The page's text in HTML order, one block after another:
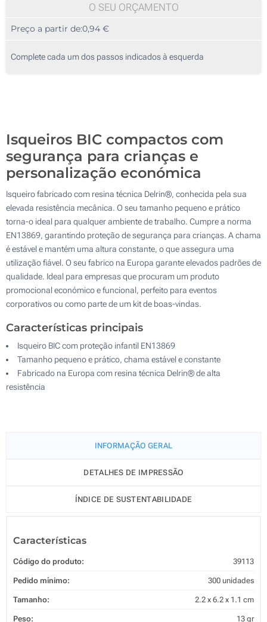
600
1500
O SEU ORÇAMENTO
Preço a partir de:0,94 €
Complete cada um dos passos indicados à esquerda
Isqueiros BIC compactos com
segurança para crianças e
personalização económica
Isqueiro fabricado com resina técnica Delrin®, conhecida pela sua
elevada resistência mecânica. O seu tamanho pequeno e prático
torna-o ideal para qualquer ambiente de trabalho. Cumpre a norma
EN13869, garantindo proteção de segurança para crianças. A chama
é estável e mantém uma altura constante, o que assegura uma
utilização fiável. O seu fabrico na Europa garante elevados padrões de
qualidade. Ideal para empresas que procuram um produto
promocional económico e funcional, perfeito para eventos
corporativos ou como parte de um kit de boas-vindas.
Características principais
Isqueiro BIC com proteção infantil EN13869
Tamanho pequeno e prático, chama estável e constante
Fabricado na Europa com resina técnica Delrin® de alta
resistência
INFORMAÇÃO GERAL
DETALHES DE IMPRESSÃO
ÍNDICE DE SUSTENTABILIDADE
Características
Código do produto: 39113
Pedido mínimo: 300 unidades
Tamanho: 2.2 x 6.2 x 1.1 cm
Peso: 13 gr